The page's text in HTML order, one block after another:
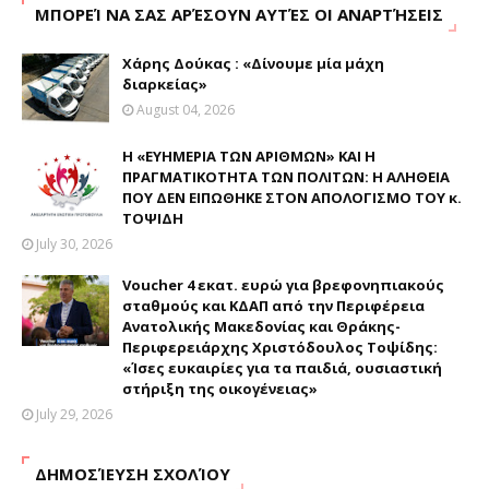
ΜΠΟΡΕΊ ΝΑ ΣΑΣ ΑΡΈΣΟΥΝ ΑΥΤΈΣ ΟΙ ΑΝΑΡΤΉΣΕΙΣ
Χάρης Δούκας : «Δίνουμε μία μάχη
διαρκείας»
August 04, 2026
Η «ΕΥΗΜΕΡΙΑ ΤΩΝ ΑΡΙΘΜΩΝ» ΚΑΙ Η
ΠΡΑΓΜΑΤΙΚΟΤΗΤΑ ΤΩΝ ΠΟΛΙΤΩΝ: Η ΑΛΗΘΕΙΑ
ΠΟΥ ΔΕΝ ΕΙΠΩΘΗΚΕ ΣΤΟΝ ΑΠΟΛΟΓΙΣΜΟ ΤΟΥ κ.
ΤΟΨΙΔΗ
July 30, 2026
Voucher 4 εκατ. ευρώ για βρεφονηπιακούς
σταθμούς και ΚΔΑΠ από την Περιφέρεια
Ανατολικής Μακεδονίας και Θράκης-
Περιφερειάρχης Χριστόδουλος Τοψίδης:
«Ίσες ευκαιρίες για τα παιδιά, ουσιαστική
στήριξη της οικογένειας»
July 29, 2026
ΔΗΜΟΣΊΕΥΣΗ ΣΧΟΛΊΟΥ